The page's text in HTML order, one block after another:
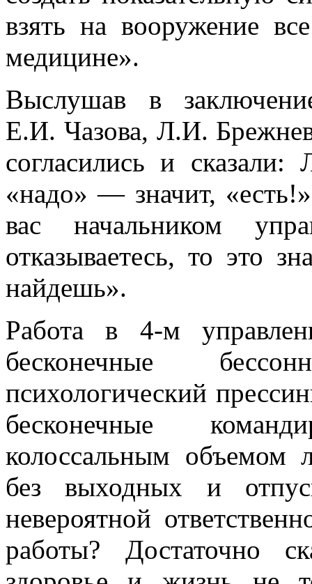
взять на вооружение
медицине».
Выслушав в
Е.И. Чазова, Л.И.
согласились и сказали:
«надо» — значит,
вас начальником
отказываетесь, то это
найдешь».
Работа в 4-м
бесконечные
психологический
бесконечные
колоссальным объемом
без выходных и
невероятной
работы? Достаточно